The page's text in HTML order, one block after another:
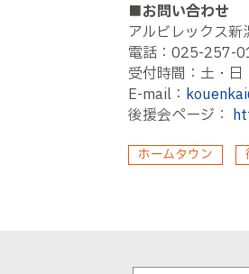
■お問い合わせ
アルビレックス新
電話：025-257-
受付時間：土・
E-mail：
後援会ページ：
ホームタウン